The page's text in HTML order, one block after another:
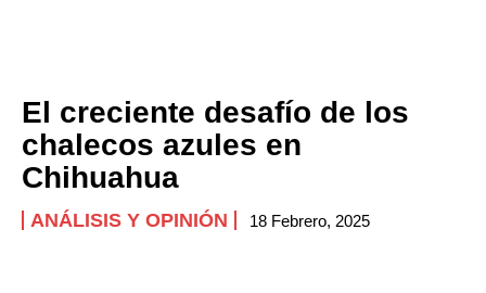
El creciente desafío de los
chalecos azules en
Chihuahua
ANÁLISIS Y OPINIÓN 18 Febrero, 2025